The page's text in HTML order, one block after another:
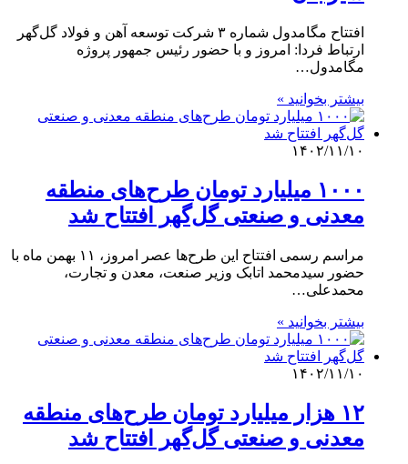
افتتاح مگامدول شماره ۳ شرکت توسعه آهن و فولاد گل‌گهر
ارتباط فردا: امروز و با حضور رئیس جمهور پروژه
مگامدول…
بیشتر بخوانید »
۱۴۰۲/۱۱/۱۰
۱۰۰۰ میلیارد تومان طرح‌های منطقه
معدنی و صنعتی گل‌گهر افتتاح شد
مراسم رسمی افتتاح این طرح‌ها عصر امروز، ۱۱ بهمن ماه با
حضور سیدمحمد اتابک وزیر صنعت، معدن و تجارت،
محمدعلی…
بیشتر بخوانید »
۱۴۰۲/۱۱/۱۰
۱۲ هزار میلیارد تومان طرح‌های منطقه
معدنی و صنعتی گل‌گهر افتتاح شد